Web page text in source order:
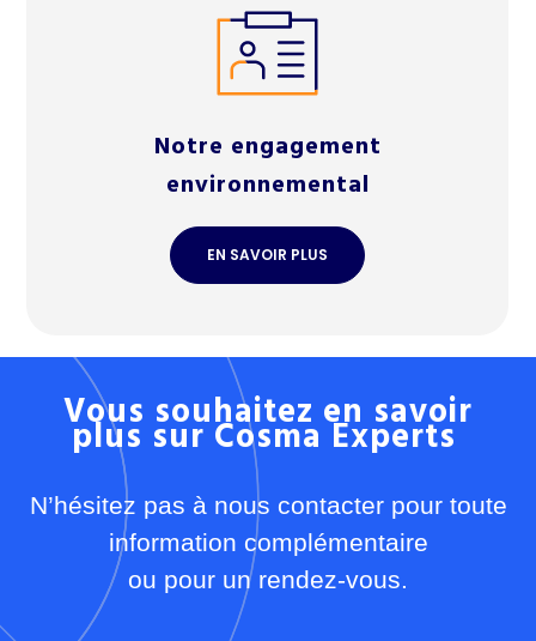
Notre engagement
environnemental
EN SAVOIR PLUS
Vous souhaitez en savoir
plus surCosma Experts
N’hésitez pas à nous contacter pour toute
information complémentaire
ou pour un rendez-vous.